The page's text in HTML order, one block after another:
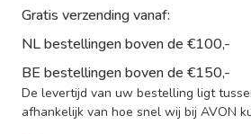
Gratis verzending vanaf:
NL bestellingen boven de €100,-
BE bestellingen boven de €150,-
De levertijd van uw bestelling ligt
afhankelijk van hoe snel wij bij AVON